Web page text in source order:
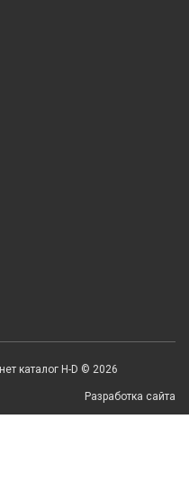
каталог H-D © 2026
Разработка сайта